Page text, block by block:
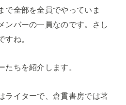
で全部を全員でやっていま
ンバーの一員なのです。さし
すね。
たちを紹介します。
ライターで、倉貫書房では著